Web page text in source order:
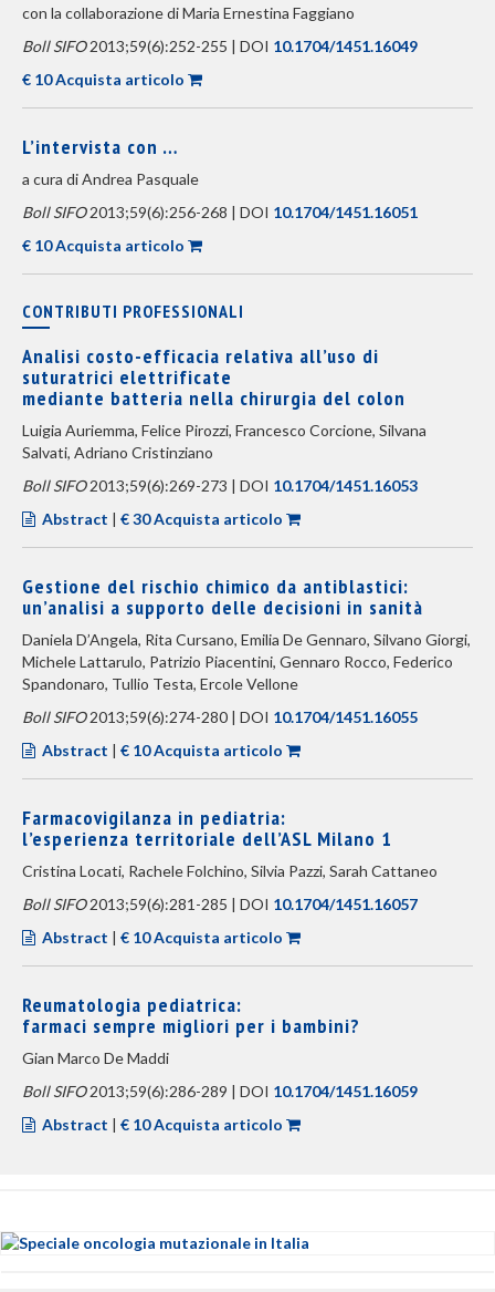
con la collaborazione di Maria Ernestina Faggiano
Boll SIFO2013;59(6):252-255 | DOI 10.1704/1451.16049
€ 10 Acquista articolo
L’intervista con …
a cura di Andrea Pasquale
Boll SIFO2013;59(6):256-268 | DOI 10.1704/1451.16051
€ 10 Acquista articolo
CONTRIBUTI PROFESSIONALI
Analisi costo-efficacia relativa all’uso di
suturatrici elettrificate
mediante batteria nella chirurgia del colon
Luigia Auriemma, Felice Pirozzi, Francesco Corcione, Silvana
Salvati, Adriano Cristinziano
Boll SIFO2013;59(6):269-273 | DOI 10.1704/1451.16053
Abstract | € 30 Acquista articolo
Gestione del rischio chimico da antiblastici:
un’analisi a supporto delle decisioni in sanità
Daniela D’Angela, Rita Cursano, Emilia De Gennaro, Silvano Giorgi,
Michele Lattarulo, Patrizio Piacentini, Gennaro Rocco, Federico
Spandonaro, Tullio Testa, Ercole Vellone
Boll SIFO2013;59(6):274-280 | DOI 10.1704/1451.16055
Abstract | € 10 Acquista articolo
Farmacovigilanza in pediatria:
l’esperienza territoriale dell’ASL Milano 1
Cristina Locati, Rachele Folchino, Silvia Pazzi, Sarah Cattaneo
Boll SIFO2013;59(6):281-285 | DOI 10.1704/1451.16057
Abstract | € 10 Acquista articolo
Reumatologia pediatrica:
farmaci sempre migliori per i bambini?
Gian Marco De Maddi
Boll SIFO2013;59(6):286-289 | DOI 10.1704/1451.16059
Abstract | € 10 Acquista articolo